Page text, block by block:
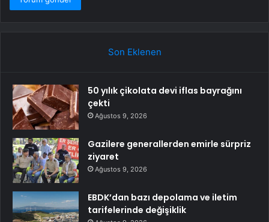
Son Eklenen
50 yılık çikolata devi iflas bayrağını
çekti
Ağustos 9, 2026
Gazilere generallerden emirle sürpriz
ziyaret
Ağustos 9, 2026
EBDK’dan bazı depolama ve iletim
tarifelerinde değişiklik